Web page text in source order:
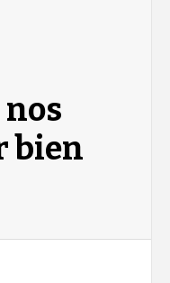
bien